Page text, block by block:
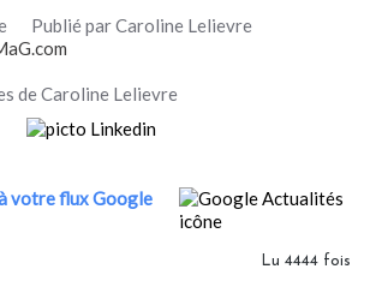
Publié par Caroline Lelievre
de Caroline Lelievre
votre flux Google
Lu 4444 fois